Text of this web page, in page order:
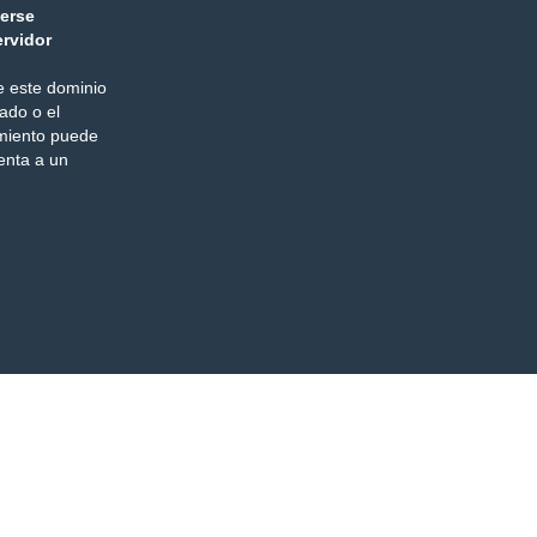
este dominio
o el
puede
a un